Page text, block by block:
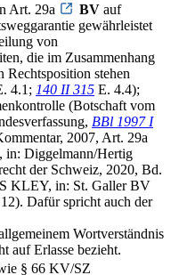
Art. 29a
BV auf
gewährleistet
von
die im Zusammenhang
stehen
4.1; 140 II 315 E. 4.4);
(Botschaft vom
BBl 1997 I
2007, Art. 29a
Diggelmann/Hertig
der Schweiz, 2020, Bd.
KLEY, in: St. Galler BV
Dafür spricht auch der
Wortverständnis
auf Erlasse bezieht.
§ 66 KV/SZ